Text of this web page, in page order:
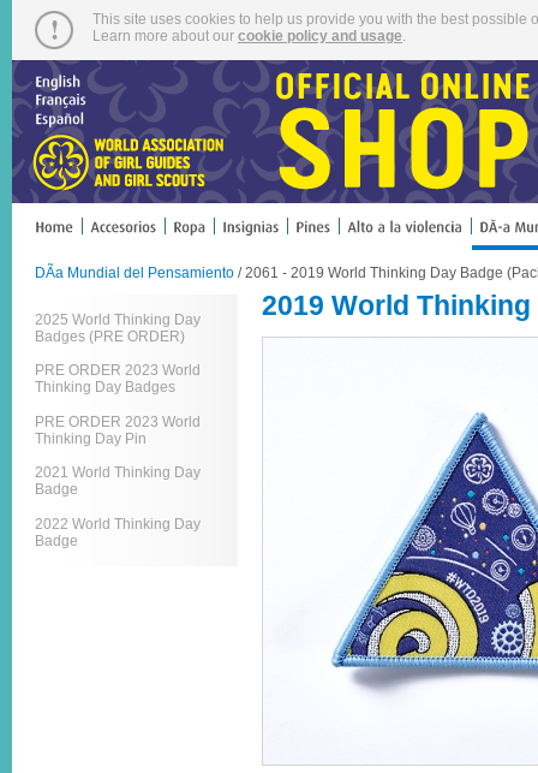
This site uses cookies to help us provide you with the best
Learn more about our cookie policy and usage
DÃ­a Mundial del Pensamiento / 2061 - 2019 World Thinking Day Badge
2025 World Thinking Day
Badges (PRE ORDER)
PRE ORDER 2023 World
Thinking Day Badges
PRE ORDER 2023 World
Thinking Day Pin
2021 World Thinking Day
Badge
2022 World Thinking Day
Badge
2019 World